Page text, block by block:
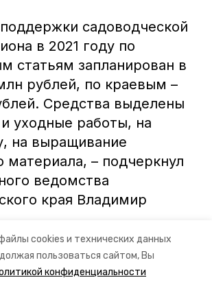
cookies и технических данных
пользоваться сайтом, Вы
конфиденциальности
садоводческой
в 2021 году по
статьям запланирован в
рублей, по краевым –
Средства выделены
и уходные работы, на
на выращивание
материала, – подчеркнул
ведомства
края Владимир
минсельхоз СК